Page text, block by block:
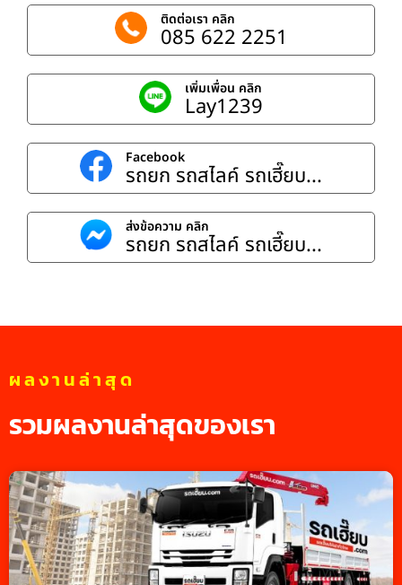
ติดต่อเรา คลิก
085 622 2251
เพิ่มเพื่อน คลิก
Lay1239
Facebook
รถยก รถสไลค์ รถเฮี๊ยบ...
ส่งข้อความ คลิก
รถยก รถสไลค์ รถเฮี๊ยบ...
ผลงานล่าสุด
รวมผลงานล่าสุดของเรา